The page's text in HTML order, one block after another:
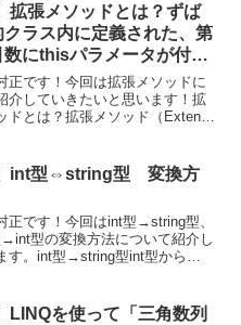
拡張メソッドとは？ずば
クラス内に定義された、第
数にthisパラメータが付い
メソッド！
正です！今回は拡張メソッドに
介していきたいと思います！拡
ドとは？拡張メソッド（Extend
ッドのことです。拡張メソッド
と...
】int型⇔string型 変換方
正です！今回はint型→string型、
型の変換方法について紹介し
す。int型→string型int型から
LINQを使って「三角数列